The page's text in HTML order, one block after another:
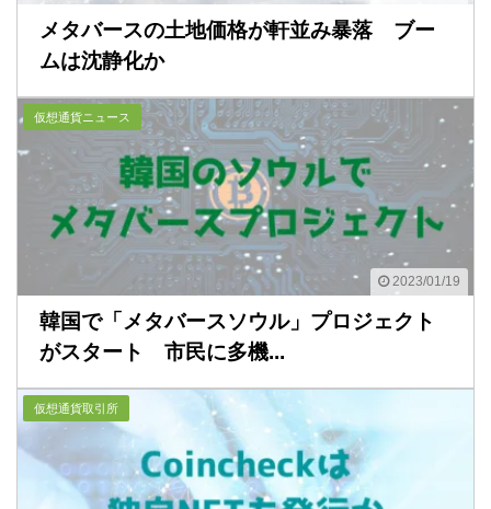
メタバースの土地価格が軒並み暴落 ブー
ムは沈静化か
2023/01/19
仮想通貨ニュース
韓国で「メタバースソウル」プロジェクト
がスタート 市民に多機...
仮想通貨取引所